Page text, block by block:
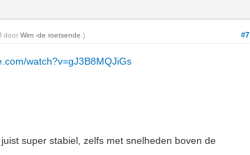
#7
doorWim -de roetsende .)
watch?v=gJ3B8MQJiGs
super stabiel, zelfs met snelheden boven de